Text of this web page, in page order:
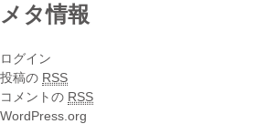
メタ情報
ログイン
投稿の RSS
コメントの RSS
WordPress.org